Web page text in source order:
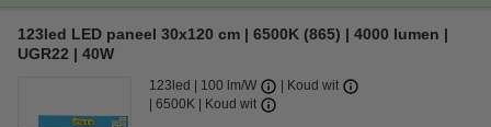
123led LED paneel 30x120 cm | 6500K (865) | 4000 lumen |
UGR22 | 40W
123led 100 lm/W
Koud wit
6500K | Koud wit